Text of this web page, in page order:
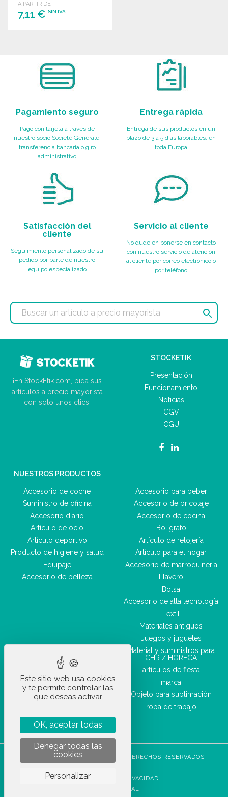
A PARTIR DE
7,11 € SIN IVA
Pagamiento seguro
Pago con tarjeta a través de
nuestro socio Société Générale,
transferencia bancaria o giro
administrativo
Entrega rápida
Entrega de sus productos en un
plazo de 3 a 5 días laborables, en
toda Europa
Satisfacción del
cliente
Seguimiento personalizado de su
pedido por parte de nuestro
equipo especializado
Servicio al cliente
No dude en ponerse en contacto
con nuestro servicio de atención
al cliente por correo electrónico o
por teléfono

¡En StockEtik.com, pida sus
artículos a precio mayorista
con solo unos clics!
STOCKETIK
Presentación
Funcionamiento
Noticias
CGV
CGU
NUESTROS PRODUCTOS
Accesorio de coche
Suministro de oficina
Accesorio diario
Artículo de ocio
Artículo deportivo
Producto de higiene y salud
Equipaje
Accesorio de belleza
Accesorio para beber
Accesorio de bricolaje
Accesorio de cocina
Bolígrafo
Artículo de relojería
Artículo para el hogar
Accesorio de marroquinería
Llavero
Bolsa
Accesorio de alta tecnología
Textil
Materiales antiguos
Juegos y juguetes
Material y suministros para
CHR / HORECA
artículos de fiesta
marca
Objeto para sublimación
ropa de trabajo
STOCKETIK © 2023 - TODOS LOS DERECHOS RESERVADOS
POLÍTICA DE PRIVACIDAD
AVISO LEGAL
Este sitio web usa cookies
y te permite controlar las
que deseas activar
OK, aceptar todas
Denegar todas las
cookies
Personalizar